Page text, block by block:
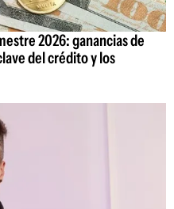
2026: ganancias de
del crédito y los